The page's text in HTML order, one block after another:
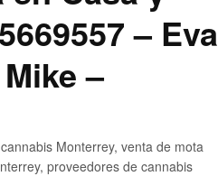
– Eva
–
Monterrey, venta de mota
proveedores de cannabis